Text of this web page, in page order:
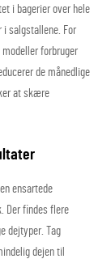
i bagerier over hele
i salgstallene. For
forbruger
de månedlige
at skære
ensartede
Der findes flere
dejtyper. Tag
dejen til